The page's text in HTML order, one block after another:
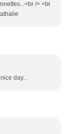
/> <br
day...